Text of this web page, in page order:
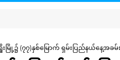
းမြို့၌ (၇၇)နှစ်မြောက် ရှမ်းပြည်နယ်နေ့အခမ်